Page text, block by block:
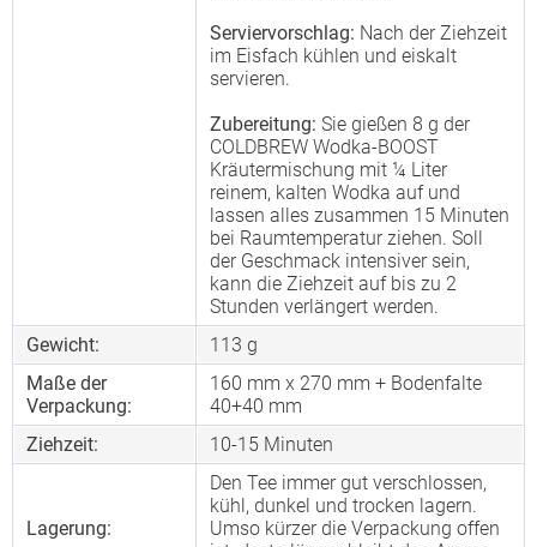
Serviervorschlag: Nach der Ziehzeit
im Eisfach kühlen und eiskalt
servieren.
Zubereitung: Sie gießen 8 g der
COLDBREW Wodka-BOOST
Kräutermischung mit ¼ Liter
reinem, kalten Wodka auf und
lassen alles zusammen 15 Minuten
bei Raumtemperatur ziehen. Soll
der Geschmack intensiver sein,
kann die Ziehzeit auf bis zu 2
Stunden verlängert werden.
Gewicht:
113 g
Maße der
Verpackung:
160 mm x 270 mm + Bodenfalte
40+40 mm
Ziehzeit:
10-15 Minuten
Lagerung:
Den Tee immer gut verschlossen,
kühl, dunkel und trocken lagern.
Umso kürzer die Verpackung offen